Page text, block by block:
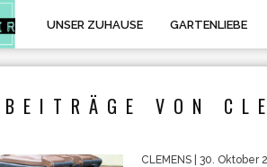
UNSER ZUHAUSE GARTENLIEBE
VON
CLEMENS | 30. Oktober